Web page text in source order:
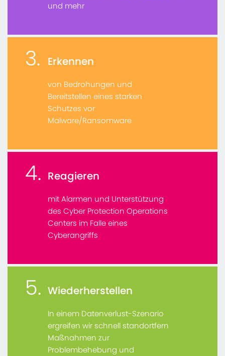
und mehr
3. Erkennen
von Bedrohungen und
Bereitstellen eines starken
Schutzes vor
Malware/Ransomware
4. Reagieren
mit Alarmen und Unterstützung
des Cyber Protection Operations
Centers im Falle eines
Cyberangriffs
5. Wiederherstellen
In einem Datenverlust-Szenario
ergreifen wir schnell standortfern
Maßnahmen zur
Problembehebung und